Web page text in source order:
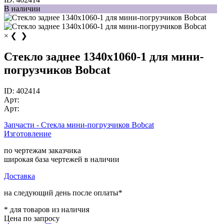
В наличии
× ❮ ❯
Стекло заднее 1340х1060-1 для мини-
погрузчиков Bobcat
ID: 402414
Арт:
Арт:
Запчасти - Стекла мини-погрузчиков Bobcat
Изготовление
по чертежам заказчика
широкая база чертежей в наличии
Доставка
на следующий день после оплаты*
* для товаров из наличия
Цена по запросу